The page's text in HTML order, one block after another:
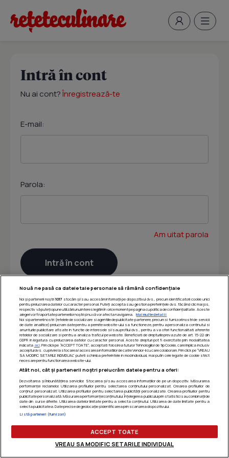
Intră în cont
Nu ai cont?Înregistrează-te
E-mail:
Parola:
Am uitat parola
Nouă ne pasă ca datele tale personale să rămână confidențiale
Noi și partenerii noștri 1017 stocăm și/sau accesăm informații pe dispozitivul dvs., precum identificatorii cookie unici
pentru prelucrarea datelor cu caracter personal. Puteți accepta sau gestiona preferințele dvs. făcând clic mai jos,
respectiv vă puteți opune utilizării unui interes legitim în orice moment pe pagina cu politica de confidențialitate. Aceste
alegeri vor fi raportate partenerilor noștri și nu vă vor afecta navigarea.
Mai multe detalii
Noi si partenerii nostri (retelele de socializare si agentiile de publicitate partenere, precum si furnizorii nostri de servicii
de date analitice) prelucram date pentru a permite website-ului sa functioneze, pentru a personaliza continutul si
anunturile publicitare afisate in functie de interesele si/sau profilul dvs., pentru a va oferi functionalitati aferente
retelelor de socializare si pentru a analiza traficul pe website. Beneficiati de drepturile prevazute de art. 15-22 din
GDPR in legatura cu prelucrarea datelor cu caracter personal. Aceste drepturi pot fi exercitate prin modalitatea
indicata aici. Prin click pe “ACCEPT TOATE”, acceptati folosirea tuturor Tehnologiilor de tip Cookie, care implica inclusiv
acceptul dvs. cu privire la stocarea/accesarea informatiilor de catre Vendor-ii cu care colaboram. Prin click pe “VREAU
SA MODIFIC SETARILE INDIVIDUAL” puteti schimba preferintele in mod individual, mai putin cele legate de cookie strict
necesare pentru functionarea website-ului.
Atât noi, cât și partenerii noștri prelucrăm datele pentru a oferi:
Dezvoltarea și îmbunătățirea serviciilor. Stocarea și/sau accesarea informațiilor de pe un dispozitiv. Măsurarea
performanței reclamelor. Utilizarea profilurilor pentru selectarea conținutului personalizat. Crearea profilurilor de
conținut personalizat. Utilizarea profilurilor pentru selectarea publicității personalizate. Crearea profilurilor pentru
publicitate personalizată. Măsurarea performanței conținutului. Înțelegerea publicului prin statistici sau combinații de
date din surse diferite. Utilizarea datelor limitate pentru a selecta conținutul. Utilizarea de date limitate pentru a
selecta publicitatea. Date precise de geolocație și identificarea prin scanarea dispozitivului.
Listă parteneri (furnizori)
ACCEPT TOATE
VREAU SA MODIFIC SETARILE INDIVIDUAL